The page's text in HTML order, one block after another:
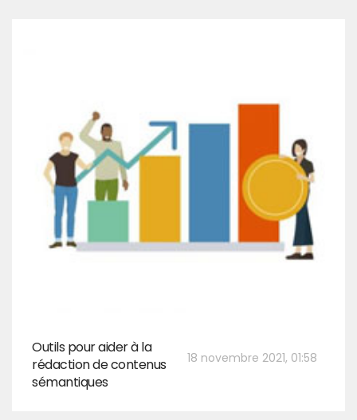
18 novembre 2021, 01:58
Outils pour aider à la
rédaction de contenus
sémantiques